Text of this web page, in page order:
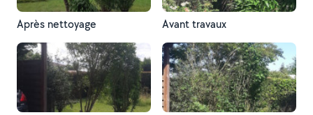
Après nettoyage Avant travaux